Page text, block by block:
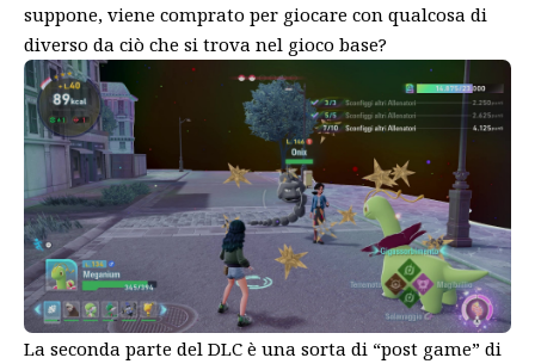
suppone, viene comprato per giocare con qualcosa di
diverso da ciò che si trova nel gioco base?
La seconda parte del DLC è una sorta di “post game” di